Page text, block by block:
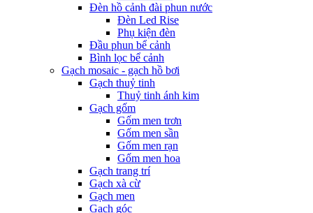
Đèn hồ cảnh đài phun nước
Đèn Led Rise
Phụ kiện đèn
Đầu phun bể cảnh
Bình lọc bể cảnh
Gạch mosaic - gạch hồ bơi
Gạch thuỷ tinh
Thuỷ tinh ánh kim
Gạch gốm
Gốm men trơn
Gốm men sần
Gốm men rạn
Gốm men hoa
Gạch trang trí
Gạch xà cừ
Gạch men
Gạch góc